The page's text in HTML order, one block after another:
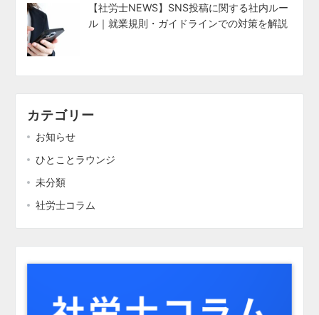
【社労士NEWS】SNS投稿に関する社内ルー
ル｜就業規則・ガイドラインでの対策を解説
カテゴリー
お知らせ
ひとことラウンジ
未分類
社労士コラム